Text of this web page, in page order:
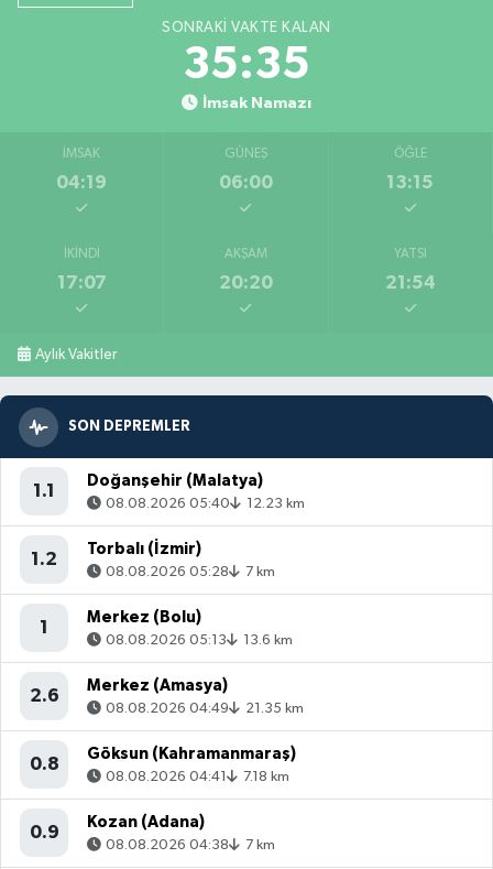
SONRAKI VAKTE KALAN
35:33
İmsak Namazı
İMSAK
04:19
GÜNEŞ
06:00
ÖĞLE
13:15
İKINDI
17:07
AKŞAM
20:20
YATSI
21:54
Aylık Vakitler
SON DEPREMLER
1.1
Doğanşehir (Malatya)
08.08.2026 05:40 12.23 km
1.2
Torbalı (İzmir)
08.08.2026 05:28 7 km
1
Merkez (Bolu)
08.08.2026 05:13 13.6 km
2.6
Merkez (Amasya)
08.08.2026 04:49 21.35 km
0.8
Göksun (Kahramanmaraş)
08.08.2026 04:41 7.18 km
0.9
Kozan (Adana)
08.08.2026 04:38 7 km